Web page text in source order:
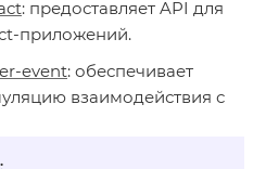
: предоставляет API для
приложений.
event: обеспечивает
взаимодействия с